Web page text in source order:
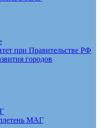
при Правительстве РФ
городов
МАГ